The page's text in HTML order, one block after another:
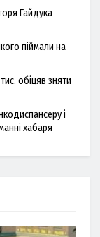
Гайдука
піймали на
обіцяв зняти
і
хабаря